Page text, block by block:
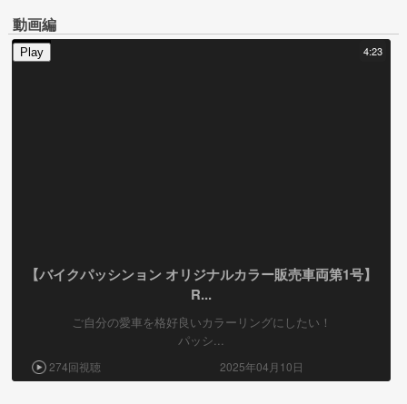
動画編
4:23
Play
【バイクパッシンョン オリジナルカラー販売車両第1号】
R...
ご自分の愛車を格好良いカラーリングにしたい！
パッシ...
274回視聴 2025年04月10日